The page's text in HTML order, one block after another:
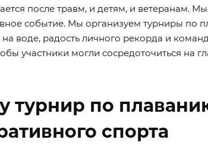
после травм, и детям, и ветеранам.
событие. Мы организуем турниры по
воде, радость личного рекорда и
участники могли сосредоточиться
турнир по
спорта